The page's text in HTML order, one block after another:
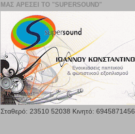
ΜΑΣ ΑΡΕΣΕΙ ΤΟ "SUPERSOUND"
Σταθερό: 23510 52038 Κινητό: 6945871456